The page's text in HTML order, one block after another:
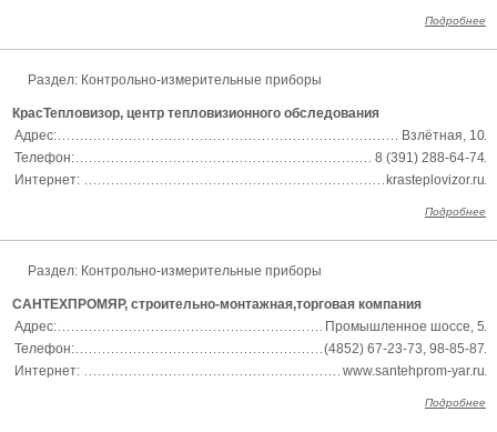
Подробнее
Раздел: Контрольно-измерительные приборы
КрасТепловизор, центр тепловизионного обследования
Адрес:
Взлётная, 10
Телефон:
8 (391) 288-64-74
Интернет:
krasteplovizor.ru
Подробнее
Раздел: Контрольно-измерительные приборы
САНТЕХПРОМЯР, строительно-монтажная,торговая компания
Адрес:
Промышленное шоссе, 5
Телефон:
(4852) 67-23-73, 98-85-87
Интернет:
www.santehprom-yar.ru
Подробнее